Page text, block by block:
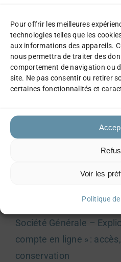
Pour offrir les meilleures
technologies telles que les
aux informations des appareils.
nous permettra de traiter des
comportement de navigation ou
site. Ne pas consentir ou retirer
certaines fonctionnalités et
Voir les
Politique
Sauvegardez
PDF sur votre
comptabilité et vos
Liens officiels
Société Générale –
accéder et gérer vos
Société Générale –
compte en ligne » :
conservation